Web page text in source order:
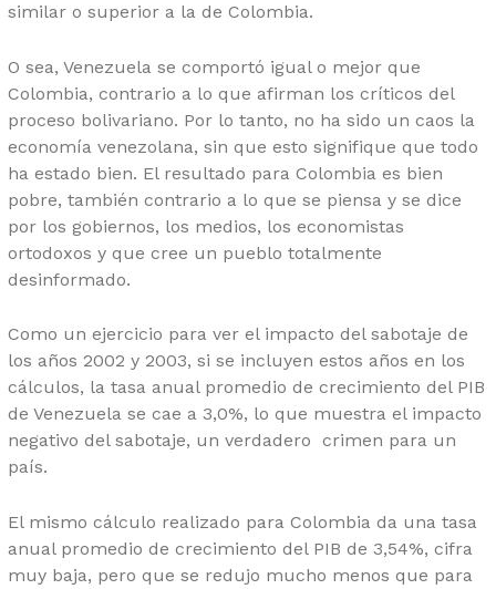
similar o superior a la de Colombia.
O sea, Venezuela se comportó igual o mejor que
Colombia, contrario a lo que afirman los críticos del
proceso bolivariano. Por lo tanto, no ha sido un caos la
economía venezolana, sin que esto signifique que todo
ha estado bien. El resultado para Colombia es bien
pobre, también contrario a lo que se piensa y se dice
por los gobiernos, los medios, los economistas
ortodoxos y que cree un pueblo totalmente
desinformado.
Como un ejercicio para ver el impacto del sabotaje de
los años 2002 y 2003, si se incluyen estos años en los
cálculos, la tasa anual promedio de crecimiento del PIB
de Venezuela se cae a 3,0%, lo que muestra el impacto
negativo del sabotaje, un verdadero crimen para un
país.
El mismo cálculo realizado para Colombia da una tasa
anual promedio de crecimiento del PIB de 3,54%, cifra
muy baja, pero que se redujo mucho menos que para